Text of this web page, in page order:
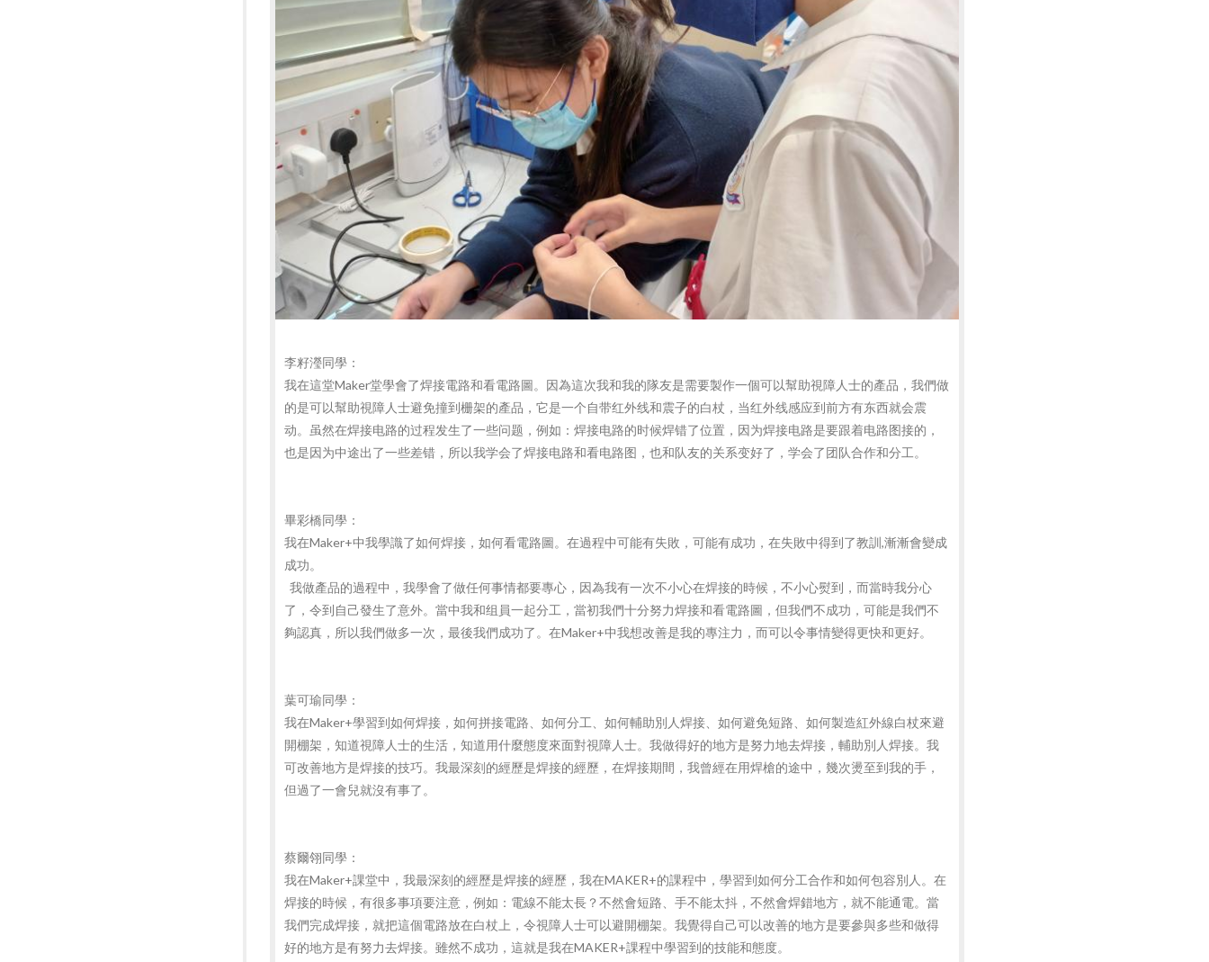
李籽瀅同學：
我在這堂Maker堂學會了焊接電路和看電路圖。因為這次我和我的隊友是需要製作一個可以幫助視障人士的產品，我們做
的是可以幫助視障人士避免撞到栅架的產品，它是一个自带红外线和震子的白杖，当红外线感应到前方有东西就会震
动。虽然在焊接电路的过程发生了一些问题，例如：焊接电路的时候焊错了位置，因为焊接电路是要跟着电路图接的，
也是因为中途出了一些差错，所以我学会了焊接电路和看电路图，也和队友的关系变好了，学会了团队合作和分工。
畢彩橋同學：
我在Maker+中我學識了如何焊接，如何看電路圖。在過程中可能有失敗，可能有成功，在失敗中得到了教訓,漸漸會變成
成功。
我做產品的過程中，我學會了做任何事情都要專心，因為我有一次不小心在焊接的時候，不小心熨到，而當時我分心
了，令到自己發生了意外。當中我和组員一起分工，當初我們十分努力焊接和看電路圖，但我們不成功，可能是我們不
夠認真，所以我們做多一次，最後我們成功了。在Maker+中我想改善是我的專注力，而可以令事情變得更快和更好。
葉可瑜同學：
我在Maker+學習到如何焊接，如何拼接電路、如何分工、如何輔助別人焊接、如何避免短路、如何製造紅外線白杖來避
開棚架，知道視障人士的生活，知道用什麼態度來面對視障人士。我做得好的地方是努力地去焊接，輔助別人焊接。我
可改善地方是焊接的技巧。我最深刻的經歷是焊接的經歷，在焊接期間，我曾經在用焊槍的途中，幾次燙至到我的手，
但過了一會兒就沒有事了。
蔡爾翎同學：
我在Maker+課堂中，我最深刻的經歷是焊接的經歷，我在MAKER+的課程中，學習到如何分工合作和如何包容別人。在
焊接的時候，有很多事項要注意，例如：電線不能太長？不然會短路、手不能太抖，不然會焊錯地方，就不能通電。當
我們完成焊接，就把這個電路放在白杖上，令視障人士可以避開棚架。我覺得自己可以改善的地方是要參與多些和做得
好的地方是有努力去焊接。雖然不成功，這就是我在MAKER+課程中學習到的技能和態度。